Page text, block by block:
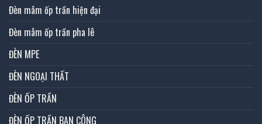
Đèn mâm ốp trần hiện đại
Đèn mâm ốp trần pha lê
ĐÈN MPE
ĐÈN NGOẠI THẤT
ĐÈN ỐP TRẦN
ĐÈN ỐP TRẦN BAN CÔNG